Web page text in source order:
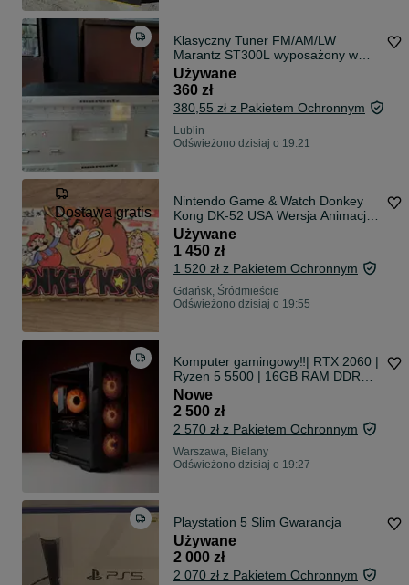
Klasyczny Tuner FM/AM/LW
Marantz ST300L wyposażony w
funkcję strojenia Gyro Touch.
Sprawny .
Używane
360 zł
380,55 zł z Pakietem Ochronnym
Lublin
Odświeżono dzisiaj o 19:21
Dostawa gratis
Nintendo Game & Watch Donkey
Kong DK-52 USA Wersja Animacja
Box Unikat CIB
Używane
1 450 zł
1 520 zł z Pakietem Ochronnym
Gdańsk, Śródmieście
Odświeżono dzisiaj o 19:55
Komputer gamingowy‼️| RTX 2060 |
Ryzen 5 5500 | 16GB RAM DDR4 |
500Gb SSD | 600w | PC do gier |
Zestaw gamingowy
Nowe
2 500 zł
2 570 zł z Pakietem Ochronnym
Warszawa, Bielany
Odświeżono dzisiaj o 19:27
Playstation 5 Slim Gwarancja
Używane
2 000 zł
2 070 zł z Pakietem Ochronnym